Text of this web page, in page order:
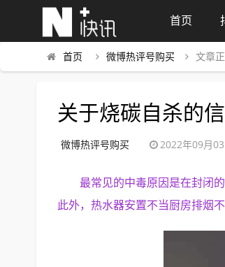
首页
首页 微博热评号购买 文章
关于烧碳自杀的
微博热评号购买 2022年09月
最常见的中毒原因是在封闭
此外，热水器安置不当厨房排烟